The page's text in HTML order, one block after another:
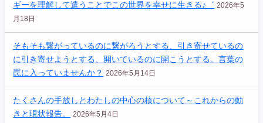
ギーを理解して遣うことでこの世界を幸せに生きる♪゛ 2026年5
月18日
そもそも繋がっているのに繋がろうとする、引き寄せているの
に引き寄せようとする、開いているのに開こうとする。言葉の
罠に入っていませんか？
2026年5月14日
たくさんの手放しとわたしの中心の核について～これからの動
きと現状報告。
2026年5月4日